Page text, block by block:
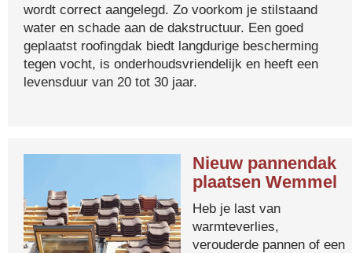
wordt correct aangelegd. Zo voorkom je stilstaand
water en schade aan de dakstructuur. Een goed
geplaatst roofingdak biedt langdurige bescherming
tegen vocht, is onderhoudsvriendelijk en heeft een
levensduur van 20 tot 30 jaar.
Nieuw pannendak
plaatsen Wemmel
Heb je last van
warmteverlies,
verouderde pannen of een